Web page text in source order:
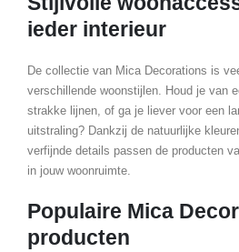
ieder interieur
De collectie van Mica Decorations is
verschillende woonstijlen. Houd je van
strakke lijnen, of ga je liever voor een
uitstraling? Dankzij de natuurlijke
verfijnde details passen de producten
in jouw woonruimte.
Populaire Mica
producten